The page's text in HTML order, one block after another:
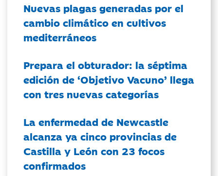
Nuevas plagas generadas por el
cambio climático en cultivos
mediterráneos
Prepara el obturador: la séptima
edición de ‘Objetivo Vacuno’ llega
con tres nuevas categorías
La enfermedad de Newcastle
alcanza ya cinco provincias de
Castilla y León con 23 focos
confirmados